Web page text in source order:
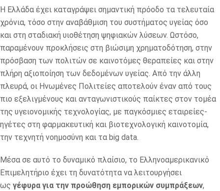
Η Ελλάδα έχει καταγράψει σημαντική πρόοδο τα τελευταία
χρόνια, τόσο στην αναβάθμιση του συστήματος υγείας όσο
και στη σταδιακή υιοθέτηση ψηφιακών λύσεων. Ωστόσο,
παραμένουν προκλήσεις στη βιώσιμη χρηματοδότηση, στην
πρόσβαση των πολιτών σε καινοτόμες θεραπείες και στην
πλήρη αξιοποίηση των δεδομένων υγείας. Από την άλλη
πλευρά, οι Ηνωμένες Πολιτείες αποτελούν έναν από τους
πιο εξελιγμένους και ανταγωνιστικούς παίκτες στον τομέα
της υγειονομικής τεχνολογίας, με παγκόσμιες εταιρείες-
ηγέτες στη φαρμακευτική και βιοτεχνολογική καινοτομία,
την τεχνητή νοημοσύνη και τα big data.
Μέσα σε αυτό το δυναμικό πλαίσιο, το Ελληνοαμερικανικό
Επιμελητήριο έχει τη δυνατότητα να λειτουργήσει
ως γέφυρα για την προώθηση εμπορικών συμπράξεων,